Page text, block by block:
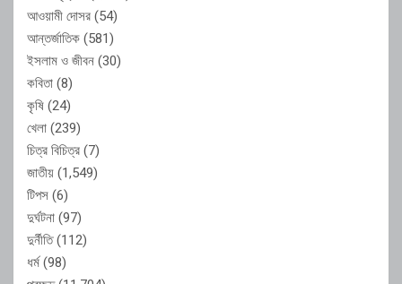
আওয়ামী দোসর (54)
আন্তর্জাতিক (581)
ইসলাম ও জীবন (30)
কবিতা (8)
কৃষি (24)
খেলা (239)
চিত্র বিচিত্র (7)
জাতীয় (1,549)
টিপস (6)
দুর্ঘটনা (97)
দুর্নীতি(112)
ধর্ম(98)